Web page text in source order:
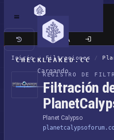
CHECKLEAKED.CC
Cargando
Sitio clásico
Inicio / Filtraciones /
REGISTRO DE
Filtración
Planet Calypso